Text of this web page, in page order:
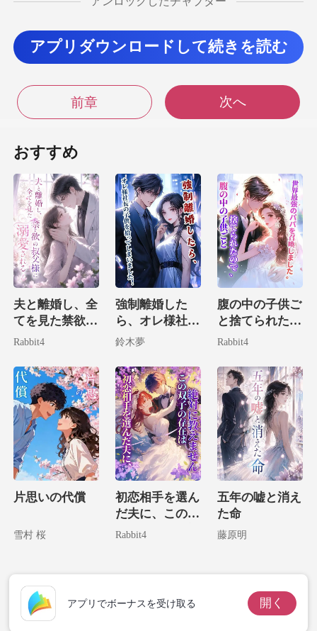
娘の嫁入り道
具にする』って公言してな
ものなんてないんだよ】 食事の席で、五金設備業界
のトップ企業を率いる山田社長が、目を細めな
アプリダウンロードして続きを読む
前章 次へ
おすすめ
夫と離婚し、全
てを見た禁欲の
叔父様に溺愛さ
Rabbit4
強制離婚した
ら、オレ様社長
の子供を拾って
鈴木夢
腹の中の子供ご
と捨てられたの
で、世界最強の
した。
Rabbit4
片思いの代償
雪村 桜
初恋相手を選ん
だ夫に、この双
子の存在は絶対
Rabbit4
五年の嘘と消え
た命
藤原明
アプリでボーナスを受け取る 開く